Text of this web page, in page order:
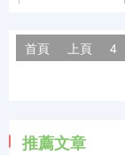
首頁 上頁 4
推薦文章